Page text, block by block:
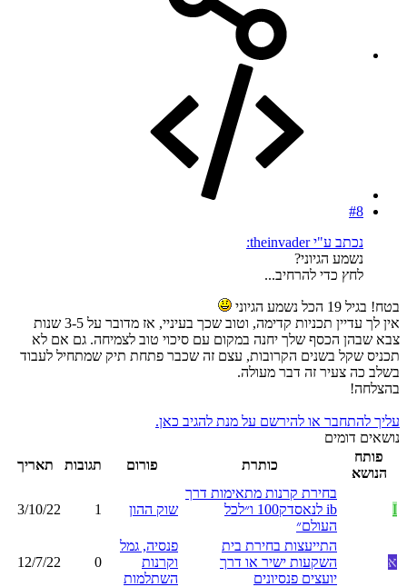
#8
נכתב ע"י theinvader:
נשמע הגיוני?
לחץ כדי להרחיב...
בטח! בגיל 19 הכל נשמע הגיוני
אין לך עדיין תכניות קדימה, וטוב שכך בעיניי, אז מדובר על 3-5 שנות
צבא שבהן הכסף שלך יחנה במקום עם סיכוי טוב לצמיחה. גם אם לא
תכניס שקל בשנים הקרובות, עצם זה שכבר פתחת תיק שמתחיל לעבוד
בשלב כה צעיר זה דבר מעולה.
בהצלחה!
עליך להתחבר או להירשם על מנת להגיב כאן.
נושאים דומים
פותח
הנושא
כותרת פורום תגובות תאריך
I
בחירת קרנות מתאימות דרך
ib לנאסדק100 ו״לכל
העולם״
שוק ההון 1
3/10/22
א
התייעצות בחירת בית
השקעות ישיר או דרך
יועצים פנסיונים
פנסיה, גמל
וקרנות
השתלמות
0
12/7/22